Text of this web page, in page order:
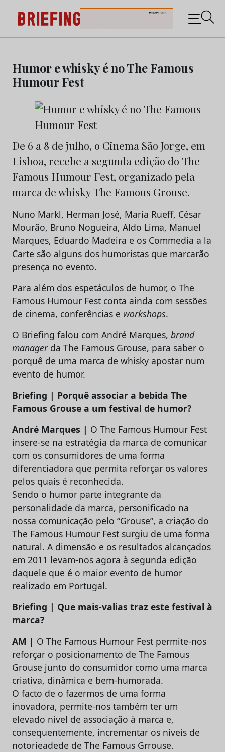
content
Briefing: Todas as notícias sobre os negócios do
Marketing e da Publicidade
Humor e whisky é no The Famous
Humour Fest
De 6 a 8 de julho, o Cinema São Jorge, em
Lisboa, recebe a segunda edição do The
Famous Humour Fest, organizado pela
marca de whisky The Famous Grouse.
Nuno Markl, Herman José, Maria Rueff, César
Mourão, Bruno Nogueira, Aldo Lima, Manuel
Marques, Eduardo Madeira e os Commedia a la
Carte são alguns dos humoristas que marcarão
presença no evento.
Para além dos espetáculos de humor, o The
Famous Humour Fest conta ainda com sessões
de cinema, conferências e workshops.
O Briefing falou com André Marques, brand
managerda The Famous Grouse, para saber o
porquê de uma marca de whisky apostar num
evento de humor.
Briefing | Porquê associar a bebida The
Famous Grouse a um festival de humor?
André Marques | O The Famous Humour Fest
insere-se na estratégia da marca de comunicar
com os consumidores de uma forma
diferenciadora que permita reforçar os valores
pelos quais é reconhecida.
Sendo o humor parte integrante da
personalidade da marca, personificado na
nossa comunicação pelo “Grouse”, a criação do
The Famous Humour Fest surgiu de uma forma
natural. A dimensão e os resultados alcançados
em 2011 levam-nos agora à segunda edição
daquele que é o maior evento de humor
realizado em Portugal.
Briefing | Que mais-valias traz este festival à
marca?
AM | O The Famous Humour Fest permite-nos
reforçar o posicionamento de The Famous
Grouse junto do consumidor como uma marca
criativa, dinâmica e bem-humorada.
O facto de o fazermos de uma forma
inovadora, permite-nos também ter um
elevado nível de associação à marca e,
consequentemente, incrementar os níveis de
notorieadede de The Famous Grrouse.